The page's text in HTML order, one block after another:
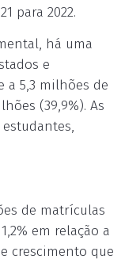
para 2022.
há uma
e
a 5,3 milhões de
(39,9%). As
de matrículas
em relação a
crescimento que